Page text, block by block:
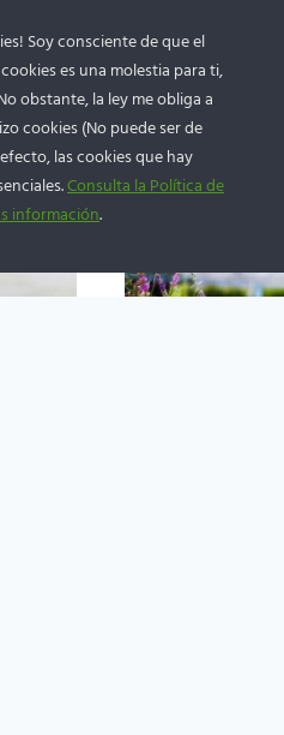
En
planta que he
LEER MÁS¿CUÁNDO
SE
PLANTA?
Soy consciente de que el
es una molestia para ti,
obstante, la ley me obliga a
cookies (No puede ser de
las cookies que hay
Consulta la Política de
información.